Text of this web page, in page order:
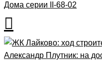
Дома серии II-68-02
Александр Плутник: на